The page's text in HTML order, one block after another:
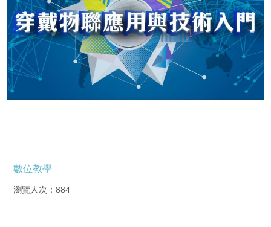
數位教學
瀏覽人次：884